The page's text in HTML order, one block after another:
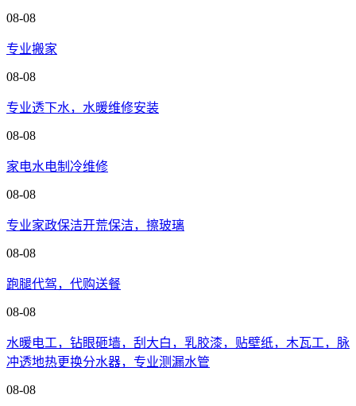
08-08
专业搬家
08-08
专业透下水，水暖维修安装
08-08
家电水电制冷维修
08-08
专业家政保洁开荒保洁，擦玻璃
08-08
跑腿代驾，代购送餐
08-08
水暖电工，钻眼砸墙，刮大白，乳胶漆，贴壁纸，木瓦工，脉
冲透地热更换分水器，专业测漏水管
08-08